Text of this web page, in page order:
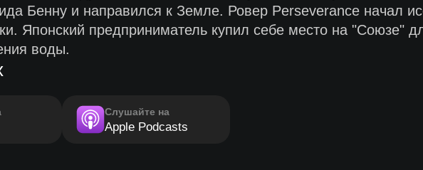
Бенну и направился к Земле. Ровер Perseverance начал
Японский предприниматель купил себе место на
воды.
Слушайте на
Apple Podcasts